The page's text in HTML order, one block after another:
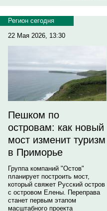
Регион сегодня
22 Мая 2026, 13:30
Пешком по
островам: как новый
мост изменит туризм
в Приморье
Группа компаний "Остов"
планирует построить мост,
который свяжет Русский остров
с островом Елены. Переправа
станет первым этапом
масштабного проекта